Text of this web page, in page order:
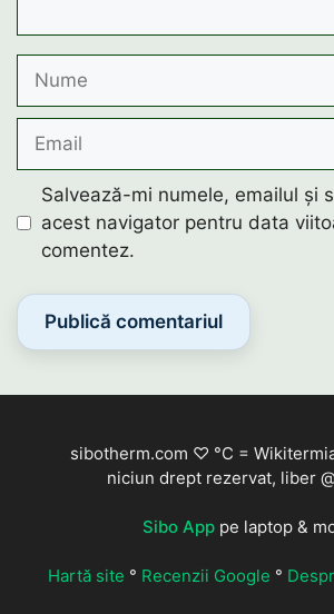
Nume
Email
Salvează-mi numele, emailul și
acest navigator pentru data
comentez.
sibotherm.com ♡ °C =
niciun drept rezervat, liber
Sibo App pe laptop &
Hartă site ° Recenzii Google °